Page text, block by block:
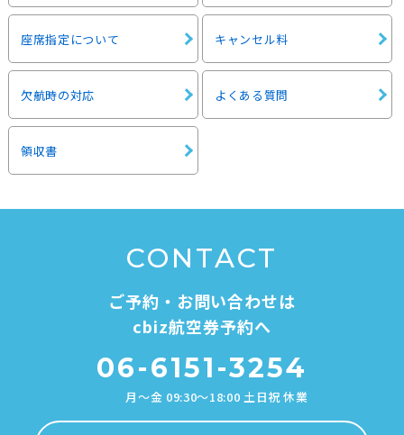
座席指定について キャンセル料
欠航時の対応 よくある質問
領収書
CONTACT
ご予約・お問い合わせは
cbiz航空券予約へ
06-6151-3254
月～金 09:30～18:00 土日祝 休業